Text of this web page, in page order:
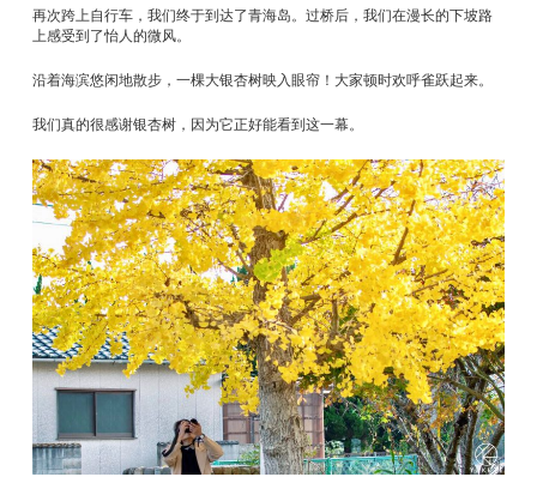
再次跨上自行车，我们终于到达了青海岛。过桥后，我们在漫长的下坡路
上感受到了怡人的微风。
沿着海滨悠闲地散步，一棵大银杏树映入眼帘！大家顿时欢呼雀跃起来。
我们真的很感谢银杏树，因为它正好能看到这一幕。